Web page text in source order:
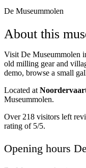
De Museummolen
About this
Visit De Museummolen
old milling gear and
demo, browse a small
Located at
Museummolen.
Over 218 visitors left
rating of 5/5.
Opening hours